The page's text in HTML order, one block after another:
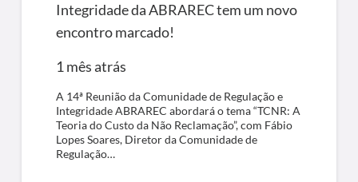
Integridade da ABRAREC tem um novo
encontro marcado!
1 mês atrás
A 14ª Reunião da Comunidade de Regulação e
Integridade ABRAREC abordará o tema “TCNR: A
Teoria do Custo da Não Reclamação”, com Fábio
Lopes Soares, Diretor da Comunidade de
Regulação…